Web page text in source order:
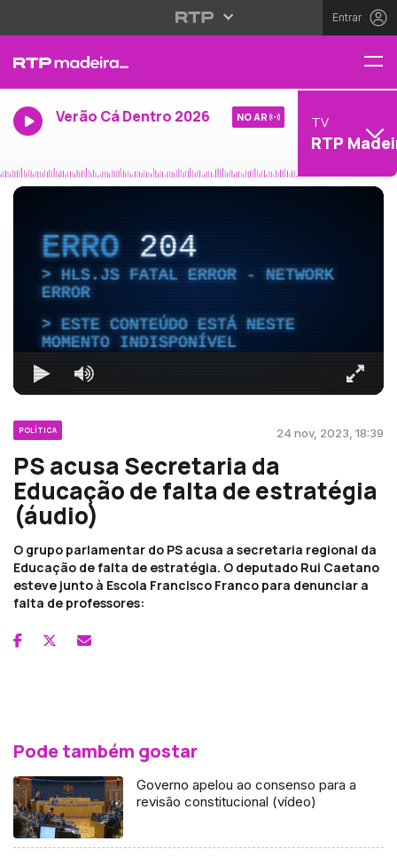
Entrar
Verão Cá Dentro 2026 NO AR TV
RTP
ERRO204
HLS.JS FATAL ERROR - NETWORK
ERROR
ESTE CONTEÚDO ESTÁ NESTE
MOMENTO INDISPONÍVEL
POLÍTICA 24 nov, 2023, 18:39
PS acusa Secretaria da
Educação de falta de estratégia
(áudio)
O grupo parlamentar do PS acusa a secretaria regional da
Educação de falta de estratégia. O deputado Rui Caetano
esteve junto à Escola Francisco Franco para denunciar a
falta de professores:
Pode também gostar
Governo apelou ao consenso para a
revisão constitucional (vídeo)